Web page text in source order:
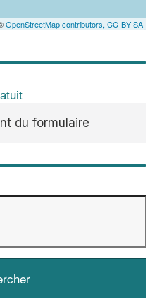
OpenStreetMap contributors, CC-BY-SA
du formulaire